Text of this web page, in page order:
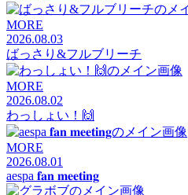
MORE
2026.08.03
ばっさり&フルブリーチ
MORE
2026.08.02
わっしょい！🙌
MORE
2026.08.01
aespa 𝐟𝐚𝐧 𝐦𝐞𝐞𝐭𝐢𝐧𝐠